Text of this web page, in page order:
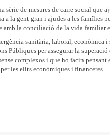
de mesures de caire social que
a la gent gran i ajudes a les famílies
la conciliació de la vida familiar
sanitària, laboral, econòmica
Públiques per assegurar la
complexos i que ho facin
les elits econòmiques i financeres.